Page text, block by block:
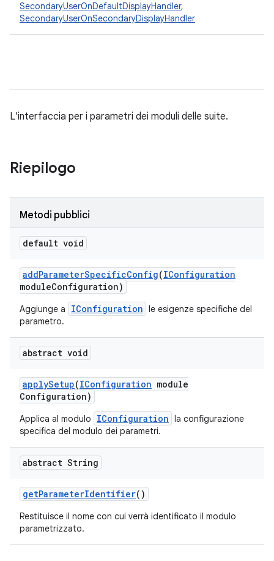
SecondaryUserOnDefaultDisplayHandler,
SecondaryUserOnSecondaryDisplayHandler
L'interfaccia per i parametri dei moduli delle suite.
Riepilogo
Metodi pubblici
default void
addParameterSpecificConfig(IConfiguration
moduleConfiguration)
Aggiunge a IConfiguration le esigenze specifiche del
parametro.
abstract void
applySetup(IConfiguration module
Configuration)
Applica al modulo IConfiguration la configurazione
specifica del modulo dei parametri.
abstract String
getParameterIdentifier()
Restituisce il nome con cui verrà identificato il modulo
parametrizzato.